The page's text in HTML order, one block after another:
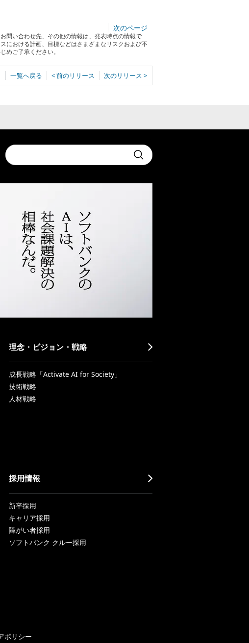
次のページ
問い合わせ先、その他の情報は、発表時点の情報で
における計画、目標などはさまざまなリスクおよび不
めご了承ください。
一覧へ戻る < 前のリリース 次のリリース >
Conduct
a
search
Submit
理念・ビジョン・戦略
成長戦略「Activate AI for Society」
技術戦略
人材戦略
採用情報
新卒採用
キャリア採用
障がい者採用
ソフトバンク クルー採用
ポリシー